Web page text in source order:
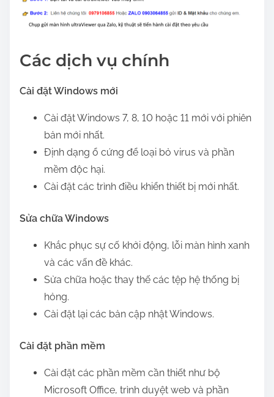
Các dịch vụ chính
Cài đặt Windows mới
Cài đặt Windows 7, 8, 10 hoặc 11 mới với phiên
bản mới nhất.
Định dạng ổ cứng để loại bỏ virus và phần
mềm độc hại.
Cài đặt các trình điều khiển thiết bị mới nhất.
Sửa chữa Windows
Khắc phục sự cố khởi động, lỗi màn hình xanh
và các vấn đề khác.
Sửa chữa hoặc thay thế các tệp hệ thống bị
hỏng.
Cài đặt lại các bản cập nhật Windows.
Cài đặt phần mềm
Cài đặt các phần mềm cần thiết như bộ
Microsoft Office, trình duyệt web và phần